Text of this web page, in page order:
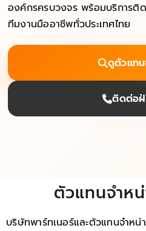
Contact
องค์กรครบวงจร พร้อมบริการติ
ทีมงานมืออาชีพทั่วประเทศไทย
ดูตัวแทน
ติดต่อฝ่
ตัวแทนจำห
บริษัทพาร์ทเนอร์และตัวแทนจำห